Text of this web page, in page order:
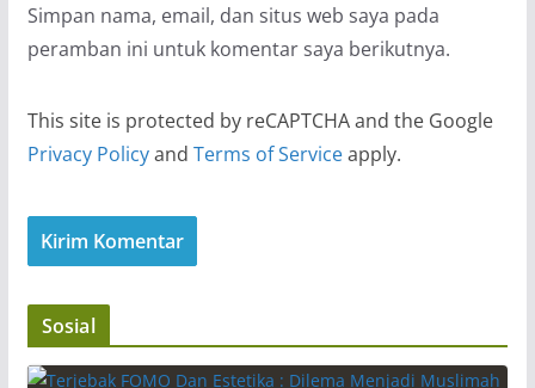
Simpan nama, email, dan situs web saya pada
peramban ini untuk komentar saya berikutnya.
This site is protected by reCAPTCHA and the Google
Privacy Policyand Terms of Serviceapply.
Sosial